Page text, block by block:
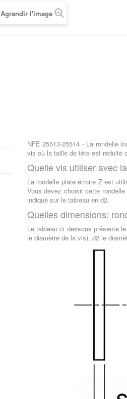
Agrandir l'image
NFE 25513-25514 - La rondelle
vis où la taille de tête est réduite
Quelle vis utiliser avec
La rondelle plate étroite Z est
Vous devez choisir cette
indiqué sur le tableau en d2.
Quelles dimensions:
Le tableau ci dessous présente
le diamètre de la vis), d2 le